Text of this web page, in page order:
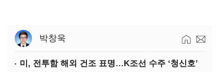
박창욱
미, 전투함 해외 건조 표명…K조선 수주 ‘청신호’